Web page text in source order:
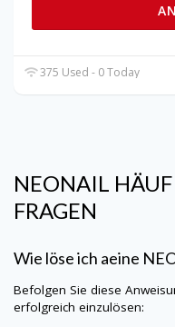
375 Used - 0 Today
NEONAIL
FRAGEN
Wie löse ich aeine
Befolgen Sie diese
erfolgreich einzulösen: